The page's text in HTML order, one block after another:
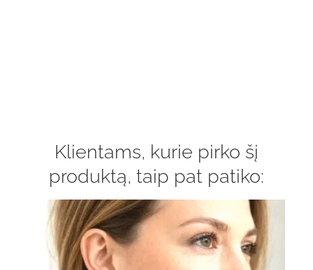
Klientams, kurie pirko šį
produktą, taip pat patiko: